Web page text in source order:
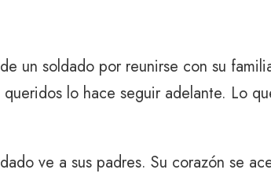
un soldado por reunirse con su
lo hace seguir adelante. Lo
ve a sus padres. Su corazón se